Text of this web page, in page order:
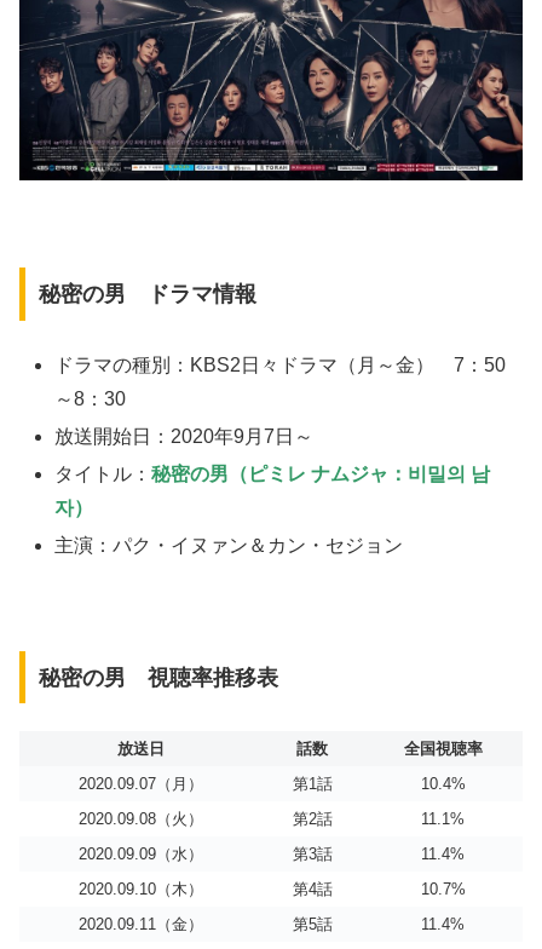
秘密の男 ドラマ情報
ドラマの種別：KBS2日々ドラマ（月～金） 7：50
～8：30
放送開始日：2020年9月7日～
タイトル：秘密の男（ピミレ ナムジャ：비밀의 남
자）
主演：パク・イヌァン＆カン・セジョン
秘密の男 視聴率推移表
放送日 話数
全国視聴率
2020.09.07（月）
第1話
10.4%
2020.09.08（火）
第2話
11.1%
2020.09.09（水）
第3話
11.4%
2020.09.10（木）
第4話
10.7%
2020.09.11（金）
第5話
11.4%